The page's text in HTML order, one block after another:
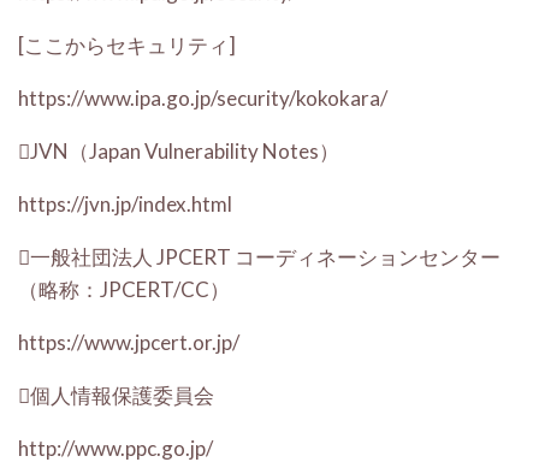
[ここからセキュリティ]
https://www.ipa.go.jp/security/kokokara/
JVN（Japan Vulnerability Notes）
https://jvn.jp/index.html
一般社団法人 JPCERT コーディネーションセンター
（略称：JPCERT/CC）
https://www.jpcert.or.jp/
個人情報保護委員会
http://www.ppc.go.jp/